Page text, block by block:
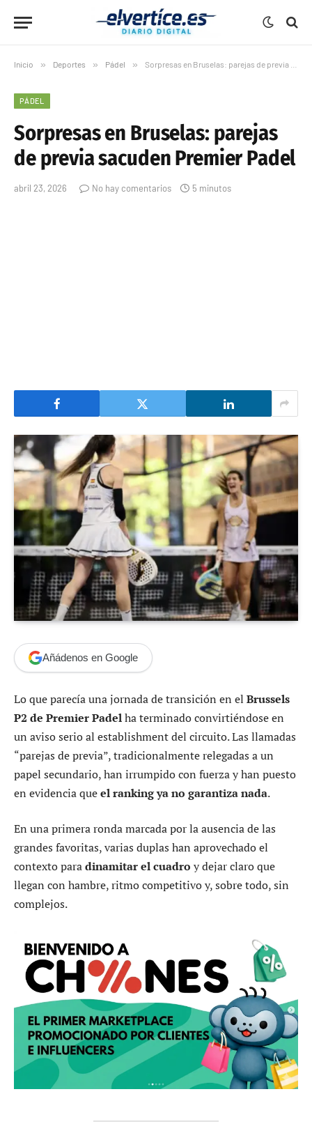
Inicio » Deportes » Pádel » Sorpresas en Bruselas: parejas de previa sacuden Premier Padel
PÁDEL
Sorpresas en Bruselas: parejas
de previa sacuden Premier Padel
abril 23, 2026 No hay comentarios 5 minutos
Añádenos en Google
Lo que parecía una jornada de transición en el Brussels
P2 de Premier Padelha terminado convirtiéndose en
un aviso serio al establishment del circuito. Las llamadas
“parejas de previa”, tradicionalmente relegadas a un
papel secundario, han irrumpido con fuerza y han puesto
en evidencia queel ranking ya no garantiza nada.
En una primera ronda marcada por la ausencia de las
grandes favoritas, varias duplas han aprovechado el
contexto paradinamitar el cuadro y dejar claro que
llegan con hambre, ritmo competitivo y, sobre todo, sin
complejos.